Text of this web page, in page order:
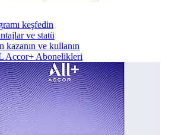
keşfedin
ve statü
kazanın ve kullanın
Accor+ Abonelikleri